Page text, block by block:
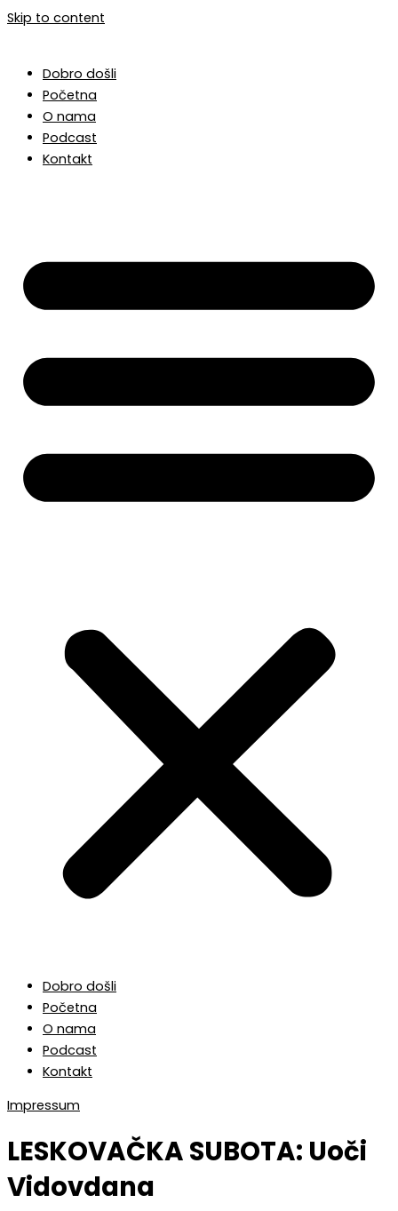
Skip to content
Dobro došli
Početna
O nama
Podcast
Kontakt
Dobro došli
Početna
O nama
Podcast
Kontakt
Impressum
LESKOVAČKA SUBOTA: Uoči
Vidovdana